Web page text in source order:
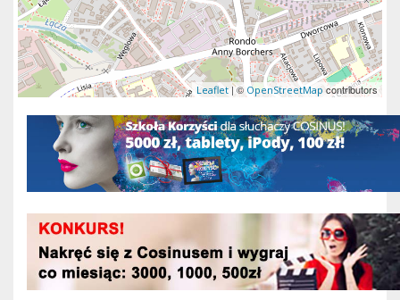
Leaflet | © OpenStreetMap contributors